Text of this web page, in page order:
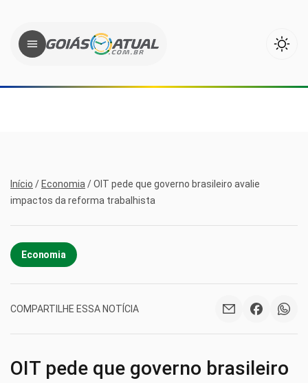
Início / Economia /OIT pede que governo brasileiro avalie
impactos da reforma trabalhista
Economia
COMPARTILHE ESSA NOTÍCIA
OIT pede que governo brasileiro